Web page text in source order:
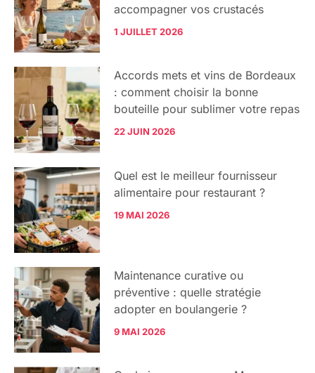
accompagner vos crustacés
1 JUILLET 2026
Accords mets et vins de Bordeaux
: comment choisir la bonne
bouteille pour sublimer votre repas
22 JUIN 2026
Quel est le meilleur fournisseur
alimentaire pour restaurant ?
19 MAI 2026
Maintenance curative ou
préventive : quelle stratégie
adopter en boulangerie ?
9 MAI 2026